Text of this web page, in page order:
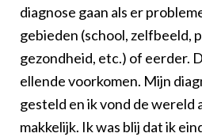
diagnose gaan als er
gebieden (school, zelfbeeld,
gezondheid, etc.) of eerder.
ellende voorkomen. Mijn
gesteld en ik vond de wereld
makkelijk. Ik was blij dat ik